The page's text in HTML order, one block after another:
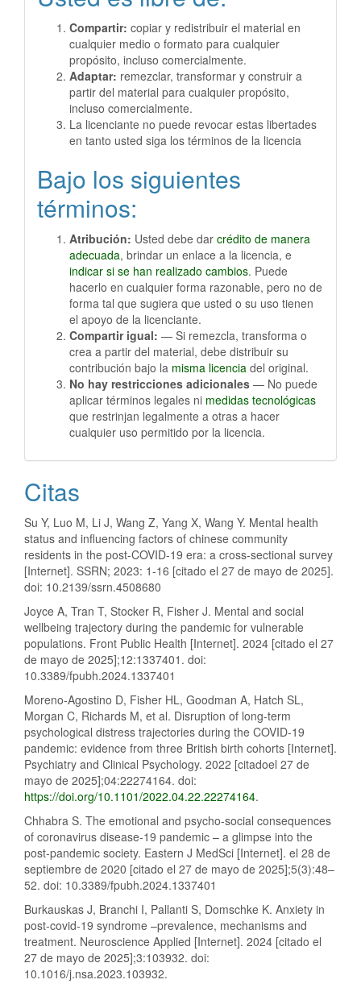
Compartir: copiar y redistribuir el material en
cualquier medio o formato para cualquier
propósito, incluso comercialmente.
Adaptar: remezclar, transformar y construir a
partir del material para cualquier propósito,
incluso comercialmente.
La licenciante no puede revocar estas libertades
en tanto usted siga los términos de la licencia
Bajo los siguientes
términos:
Atribución: Usted debe dar crédito de manera
adecuada, brindar un enlace a la licencia, e
indicar si se han realizado cambios. Puede
hacerlo en cualquier forma razonable, pero no de
forma tal que sugiera que usted o su uso tienen
el apoyo de la licenciante.
Compartir igual: — Si remezcla, transforma o
crea a partir del material, debe distribuir su
contribución bajo la misma licencia del original.
No hay restricciones adicionales — No puede
aplicar términos legales ni medidas tecnológicas
que restrinjan legalmente a otras a hacer
cualquier uso permitido por la licencia.
Citas
Su Y, Luo M, Li J, Wang Z, Yang X, Wang Y. Mental health
status and influencing factors of chinese community
residents in the post-COVID-19 era: a cross-sectional survey
[Internet]. SSRN; 2023: 1-16 [citado el 27 de mayo de 2025].
doi: 10.2139/ssrn.4508680
Joyce A, Tran T, Stocker R, Fisher J. Mental and social
wellbeing trajectory during the pandemic for vulnerable
populations. Front Public Health [Internet]. 2024 [citado el 27
de mayo de 2025];12:1337401. doi:
10.3389/fpubh.2024.1337401
Moreno-Agostino D, Fisher HL, Goodman A, Hatch SL,
Morgan C, Richards M, et al. Disruption of long-term
psychological distress trajectories during the COVID-19
pandemic: evidence from three British birth cohorts [Internet].
Psychiatry and Clinical Psychology. 2022 [citadoel 27 de
mayo de 2025];04:22274164. doi:
https://doi.org/10.1101/2022.04.22.22274164.
Chhabra S. The emotional and psycho-social consequences
of coronavirus disease-19 pandemic – a glimpse into the
post-pandemic society. Eastern J MedSci [Internet]. el 28 de
septiembre de 2020 [citado el 27 de mayo de 2025];5(3):48–
52. doi: 10.3389/fpubh.2024.1337401
Burkauskas J, Branchi I, Pallanti S, Domschke K. Anxiety in
post-covid-19 syndrome –prevalence, mechanisms and
treatment. Neuroscience Applied [Internet]. 2024 [citado el
27 de mayo de 2025];3:103932. doi:
10.1016/j.nsa.2023.103932.